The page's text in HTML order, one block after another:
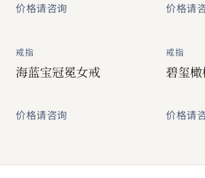
价格请咨询 价格请
戒指
海蓝宝冠冕女戒
价格请咨询
戒指
碧玺
价格请